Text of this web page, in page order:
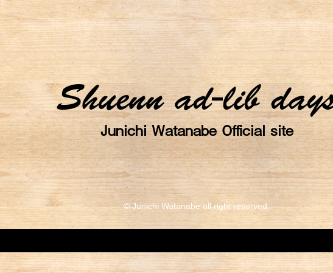
Shuenn ad-lib
Junichi Watanabe Official site
© Junichi Watanabe all right reserved.